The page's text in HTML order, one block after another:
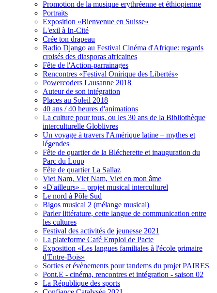
Promotion de la musique erythréenne et éthiopienne
Portraits
Exposition «Bienvenue en Suisse»
L'exil à In-Cité
Crée ton drapeau
Radio Django au Festival Cinéma d'Afrique: regards
croisés des diasporas africaines
Fête de l'Action-parrainages
Rencontres «Festival Onirique des Libertés»
Powercoders Lausanne 2018
Auteur de son intégration
Places au Soleil 2018
40 ans / 40 heures d'animations
La culture pour tous, ou les 30 ans de la Bibliothèque
interculturelle Globlivres
Un voyage à travers l'Amérique latine – mythes et
légendes
Fête de quartier de la Blécherette et inauguration du
Parc du Loup
Fête de quartier La Sallaz
Viet Nam, Viet Nam, Viet en mon âme
«D'ailleurs» – projet musical interculturel
Le nord à Pôle Sud
Bigos musical 2 (mélange musical)
Parler littérature, cette langue de communication entre
les cultures
Festival des activités de jeunesse 2021
La plateforme Café Emploi de Pacte
Exposition «Les langues familiales à l'école primaire
d'Entre-Bois»
Sorties et évènements pour tandems du projet PAIRES
Pont.E - cinéma, rencontres et intégration - saison 02
La République des sports